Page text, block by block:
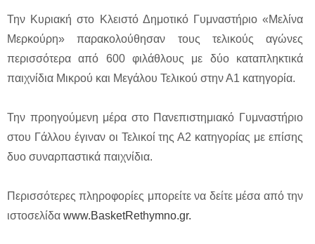
Την Κυριακή στο Κλειστό Δημοτικό Γυμναστήριο «Μελίνα
Μερκούρη» παρακολούθησαν τους τελικούς αγώνες
περισσότερα από 600 φιλάθλους με δύο καταπληκτικά
παιχνίδια Μικρού και Μεγάλου Τελικού στην Α1 κατηγορία.
Την προηγούμενη μέρα στο Πανεπιστημιακό Γυμναστήριο
στου Γάλλου έγιναν οι Τελικοί της Α2 κατηγορίας με επίσης
δυο συναρπαστικά παιχνίδια.
Περισσότερες πληροφορίες μπορείτε να δείτε μέσα από την
ιστοσελίδα www.BasketRethymno.gr.